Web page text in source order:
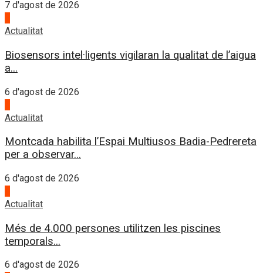
7 d'agost de 2026
Actualitat
Biosensors intel·ligents vigilaran la qualitat de l’aigua
a...
6 d'agost de 2026
Actualitat
Montcada habilita l’Espai Multiusos Badia-Pedrereta
per a observar...
6 d'agost de 2026
Actualitat
Més de 4.000 persones utilitzen les piscines
temporals...
6 d'agost de 2026